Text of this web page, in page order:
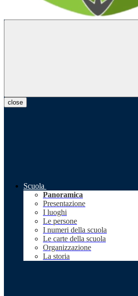
close
Scuola
Panoramica
Presentazione
I luoghi
Le persone
I numeri della scuola
Le carte della scuola
Organizzazione
La storia